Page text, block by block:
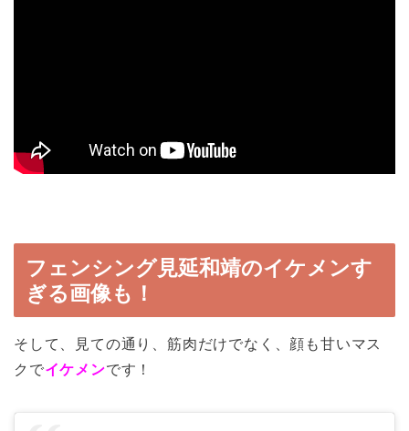
フェンシング見延和靖のイケメンす
ぎる画像も！
そして、見ての通り、筋肉だけでなく、顔も甘いマス
クでイケメンです！